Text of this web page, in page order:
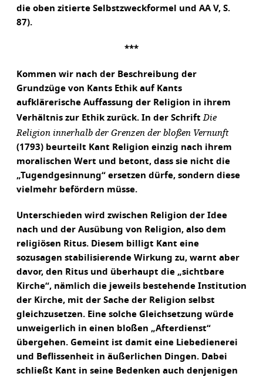
die oben zitierte Selbstzweckformel und AA V, S.
87).
***
Kommen wir nach der Beschreibung der
Grundzüge von Kants Ethik auf Kants
aufklärerische Auffassung der Religion in ihrem
Verhältnis zur Ethik zurück. In der SchriftDie
Religion innerhalb der Grenzen der bloßen Vernunft
(1793) beurteilt Kant Religion einzig nach ihrem
moralischen Wert und betont, dass sie nicht die
„Tugendgesinnung“ ersetzen dürfe, sondern diese
vielmehr befördern müsse.
Unterschieden wird zwischen Religion der Idee
nach und der Ausübung von Religion, also dem
religiösen Ritus. Diesem billigt Kant eine
sozusagen stabilisierende Wirkung zu, warnt aber
davor, den Ritus und überhaupt die „sichtbare
Kirche“, nämlich die jeweils bestehende Institution
der Kirche, mit der Sache der Religion selbst
gleichzusetzen. Eine solche Gleichsetzung würde
unweigerlich in einen bloßen „Afterdienst“
übergehen. Gemeint ist damit eine Liebedienerei
und Beflissenheit in äußerlichen Dingen. Dabei
schließt Kant in seine Bedenken auch denjenigen